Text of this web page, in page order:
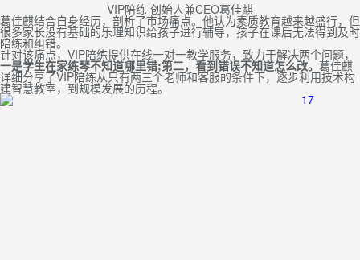
VIP陪练 创始人兼CEO葛佳麒
葛佳麒结合自身经历，剖析了市场痛点。他认为素质教育越来越盛行，但
很多家长没有基础的乐理知识给孩子进行辅导，孩子在课后无法得到及时
陪练和纠错。
针对该痛点，VIP陪练提供在线一对一教学服务，致力于解决两个问题，
一是学生在家练琴不知道哪里错;第二，看到错误不知道怎么改。 葛佳麒
详细分享了VIP陪练从只有两三个老师和客服的条件下，逐步利用技术构
建智慧教室，到规模发展的历程。